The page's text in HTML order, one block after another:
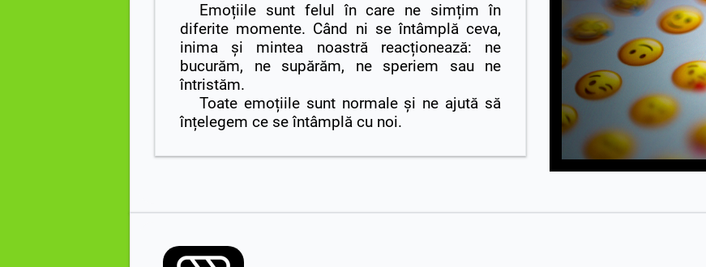
Emoțiile sunt felul în care ne simțim în
diferite momente. Când ni se întâmplă ceva,
inima și mintea noastră reacționează: ne
bucurăm, ne supărăm, ne speriem sau ne
întristăm.
Toate emoțiile sunt normale și ne ajută să
înțelegem ce se întâmplă cu noi.